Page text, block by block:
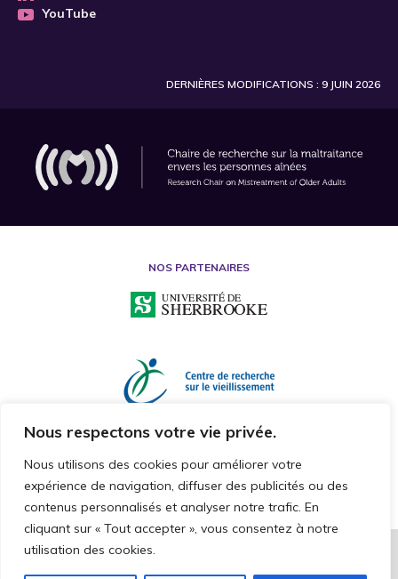
Nous respectons votre vie privée.
Nous utilisons des cookies pour améliorer votre
expérience de navigation, diffuser des publicités ou des
contenus personnalisés et analyser notre trafic. En
cliquant sur « Tout accepter », vous consentez à notre
utilisation des cookies.
YouTube
DERNIÈRES MODIFICATIONS : 9 JUIN 2026
NOS PARTENAIRES
2026 © CHAIRE DE RECHERCHE SUR LA MALTRAITANCE ENVERS LES